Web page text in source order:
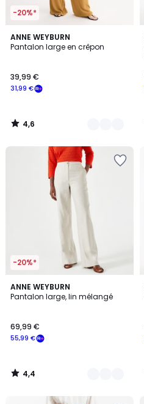
-20%*
ANNE WEYBURN
Pantalon large en crêpon
31,99 €
39,99 €
4,6
/ 5
2
Couleurs
4,6
/
-20%*
ANNE WEYBURN
Pantalon large, lin mélangé
55,99 €
69,99 €
4,4
/ 5
2
Couleurs
4,4
/